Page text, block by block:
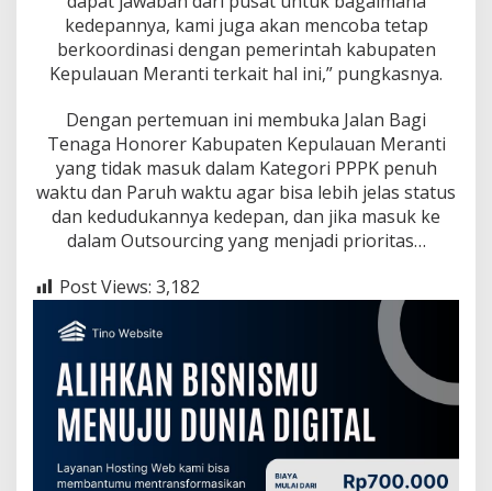
kedepannya, kami juga akan mencoba tetap
berkoordinasi dengan pemerintah kabupaten
Kepulauan Meranti terkait hal ini,” pungkasnya.
Dengan pertemuan ini membuka Jalan Bagi
Tenaga Honorer Kabupaten Kepulauan Meranti
yang tidak masuk dalam Kategori PPPK penuh
waktu dan Paruh waktu agar bisa lebih jelas status
dan kedudukannya kedepan, dan jika masuk ke
dalam Outsourcing yang menjadi prioritas…
Post Views: 3,182